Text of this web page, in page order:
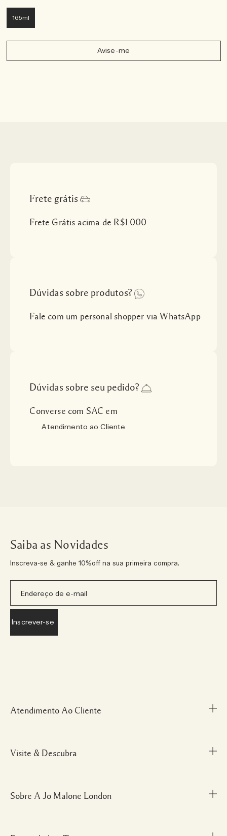
165ml
Avise-me
Frete grátis
Frete Grátis acima de R$1.000
Dúvidas sobre produtos?
Fale com um personal shopper via WhatsApp
Dúvidas sobre seu pedido?
Converse com SAC em
Atendimento ao Cliente
Saiba as Novidades
Inscreva-se & ganhe 10%off na sua primeira compra.
Atendimento Ao Cliente
Meu Perfil
Personal Shopper
Visite & Descubra
Descubra uma Fragrância
Sobre A Jo Malone London